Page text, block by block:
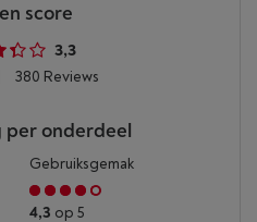
score
3,3
380 Reviews
per onderdeel
Gebruiksgemak
4,3 op 5